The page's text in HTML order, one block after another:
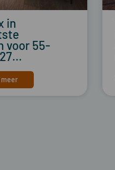
in
voor 55-